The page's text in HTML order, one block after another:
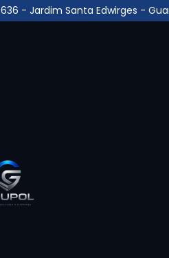
- Jardim Santa Edwirges -
a procura pelo melhor